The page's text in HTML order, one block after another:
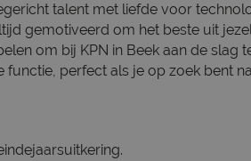
talent met liefde voor
gemotiveerd om het beste uit
om bij KPN in Beek aan de slag
perfect als je op zoek bent